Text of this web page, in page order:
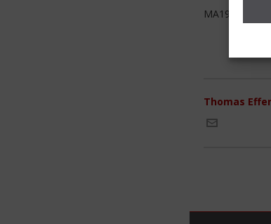
MA19-Innen
Thomas